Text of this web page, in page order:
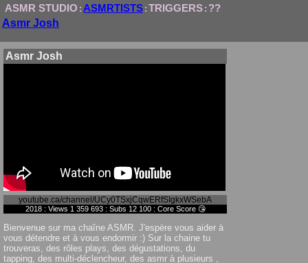
ASMR STUDIO : ASMRTISTS : TRIGGERS : ??
Asmr Josh
Asmr Josh
youtube.ca/channel/UCy0TSxjCqwERfSIgkxWSebA
2018 : Views 1 359 693 : Subs 12 100 : Core Score 😘
Bienvenue sur ma chaîne ASMR. J'espère vous aider à
vous détendre et à vous endormir :) Sur la chaine tu
trouveras, des rôles plays, des dégustations, du
tapping, des multi-déclencheur, des asmr à plusieurs ,